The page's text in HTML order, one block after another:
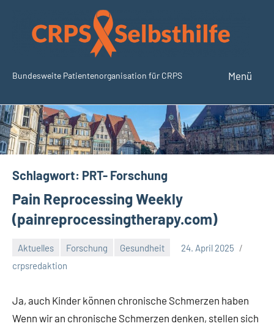
springen
SudeckSelbsthilfe.org
Bundesweite Patientenorganisation für CRPS Menü
Schlagwort: PRT- Forschung
Pain Reprocessing Weekly
(painreprocessingtherapy.com)
Aktuelles Forschung Gesundheit
24. April 2025
crpsredaktion
Keine
Ja, auch Kinder können chronische Schmerzen haben
Wenn wir an chronische Schmerzen denken, stellen sich